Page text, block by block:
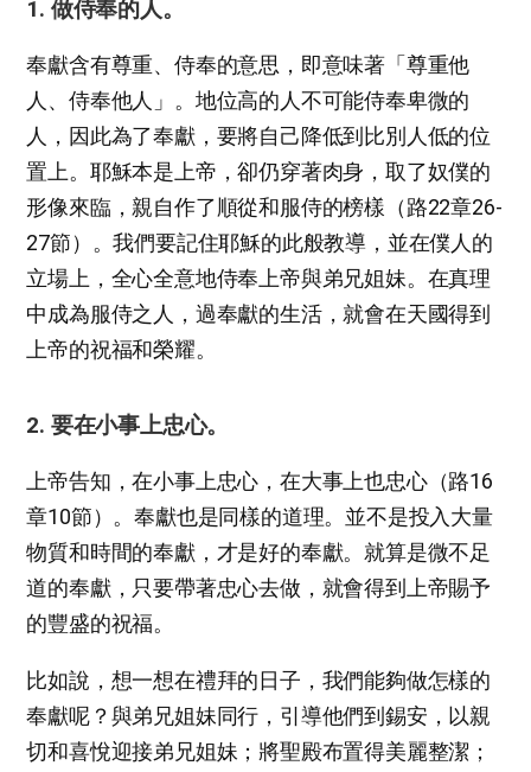
1. 做侍奉的人。
奉獻含有尊重、侍奉的意思，即意味著「尊重他
人、侍奉他人」。地位高的人不可能侍奉卑微的
人，因此為了奉獻，要將自己降低到比別人低的位
置上。耶穌本是上帝，卻仍穿著肉身，取了奴僕的
形像來臨，親自作了順從和服侍的榜樣（路22章26-
27節）。我們要記住耶穌的此般教導，並在僕人的
立場上，全心全意地侍奉上帝與弟兄姐妹。在真理
中成為服侍之人，過奉獻的生活，就會在天國得到
上帝的祝福和榮耀。
2. 要在小事上忠心。
上帝告知，在小事上忠心，在大事上也忠心（路16
章10節）。奉獻也是同樣的道理。並不是投入大量
物質和時間的奉獻，才是好的奉獻。就算是微不足
道的奉獻，只要帶著忠心去做，就會得到上帝賜予
的豐盛的祝福。
比如說，想一想在禮拜的日子，我們能夠做怎樣的
奉獻呢？與弟兄姐妹同行，引導他們到錫安，以親
切和喜悅迎接弟兄姐妹；將聖殿布置得美麗整潔；